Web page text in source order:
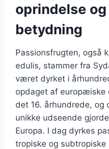
oprindelse
betydning
Passionsfrugten, også
edulis, stammer fra
været dyrket i
opdaget af europæiske
det 16. århundrede, og
unikke udseende
Europa. I dag dyrkes
tropiske og subtropiske